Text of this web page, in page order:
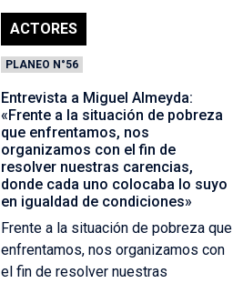
ACTORES
PLANEO N°56
Entrevista a Miguel Almeyda:
«Frente a la situación de pobreza
que enfrentamos, nos
organizamos con el fin de
resolver nuestras carencias,
donde cada uno colocaba lo suyo
en igualdad de condiciones»
Frente a la situación de pobreza que
enfrentamos, nos organizamos con
el fin de resolver nuestras